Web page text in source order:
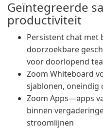
Geïntegreerde
productiviteit
Persistent chat met
doorzoekbare
voor doorlopend
Zoom Whiteboard
sjablonen, oneindig
Zoom Apps—apps
binnen
stroomlijnen